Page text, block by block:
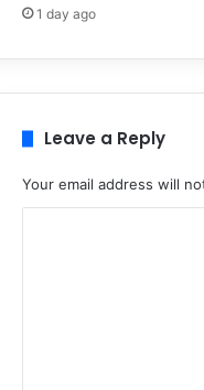
1 day ago
Leave a Reply
Your email address will